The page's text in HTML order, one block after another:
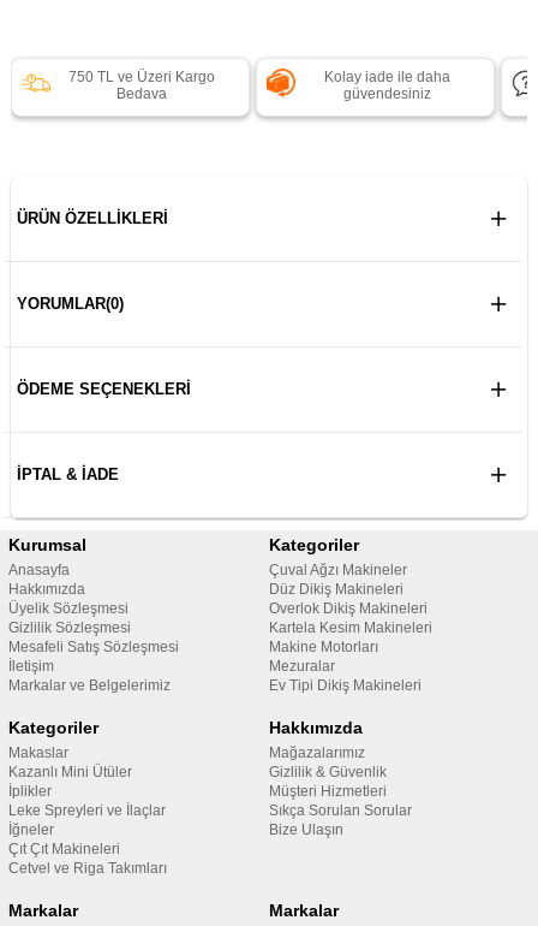
750 TL ve Üzeri Kargo
Bedava
Kolay iade ile daha
güvendesiniz
ÜRÜN ÖZELLIKLERI
YORUMLAR(0)
ÖDEME SEÇENEKLERI
İPTAL & İADE
Kurumsal
Anasayfa
Hakkımızda
Üyelik Sözleşmesi
Gizlilik Sözleşmesi
Mesafeli Satış Sözleşmesi
İletişim
Markalar ve Belgelerimiz
Kategoriler
Çuval Ağzı Makineler
Düz Dikiş Makineleri
Overlok Dikiş Makineleri
Kartela Kesim Makineleri
Makine Motorları
Mezuralar
Ev Tipi Dikiş Makineleri
Kategoriler
Makaslar
Kazanlı Mini Ütüler
İplikler
Leke Spreyleri ve İlaçlar
İğneler
Çıt Çıt Makineleri
Cetvel ve Riga Takımları
Hakkımızda
Mağazalarımız
Gizlilik & Güvenlik
Müşteri Hizmetleri
Sıkça Sorulan Sorular
Bize Ulaşın
Markalar Markalar